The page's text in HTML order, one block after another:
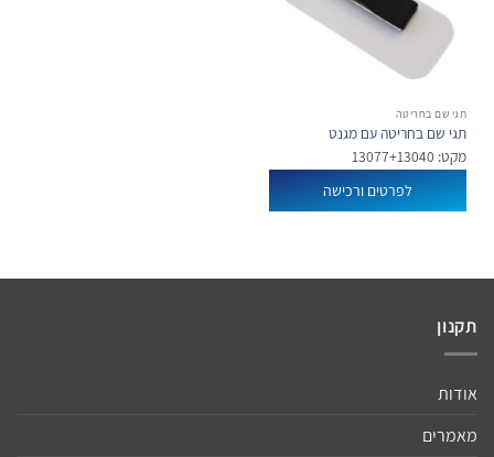
תגי שם בחריטה
תגי שם בחריטה עם מגנט
מקט: 13077+13040
לפרטים ורכישה
תקנון
אודות
מאמרים